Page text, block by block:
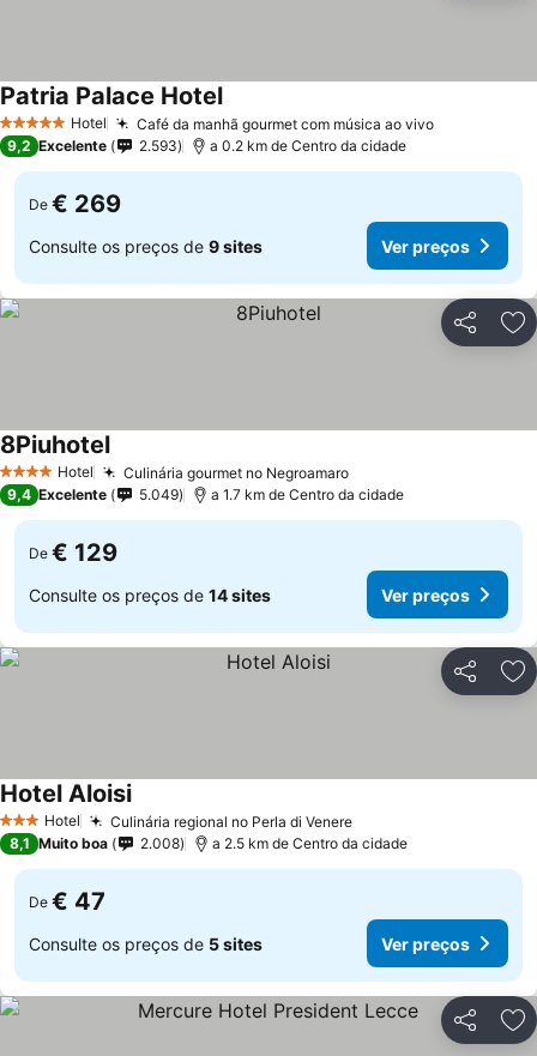
5 Estrelas Hotel Café da manhã gourmet com música ao vivo
Patria Palace Hotel
9,2 Excelente 2.593 a 0.2 km de Centro da cidade
De € 269
Consulte os preços de 9 sites Ver preços
Partilhar
4 EstrelasHotel Culinária gourmet no Negroamaro
8Piuhotel
9,4 Excelente 5.049 a 1.7 km de Centro da cidade
De € 129
Consulte os preços de 14 sites Ver preços
Partilhar
3 EstrelasHotel Culinária regional no Perla di Venere
Hotel Aloisi
8,1 Muito boa 2.008 a 2.5 km de Centro da cidade
De € 47
Consulte os preços de 5 sites Ver preços
Partilhar